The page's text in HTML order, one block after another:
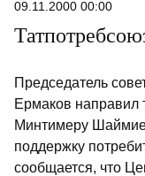
09.11.2000 00:00
Председатель
Ермаков направил
Минтимеру
поддержку
сообщается, что